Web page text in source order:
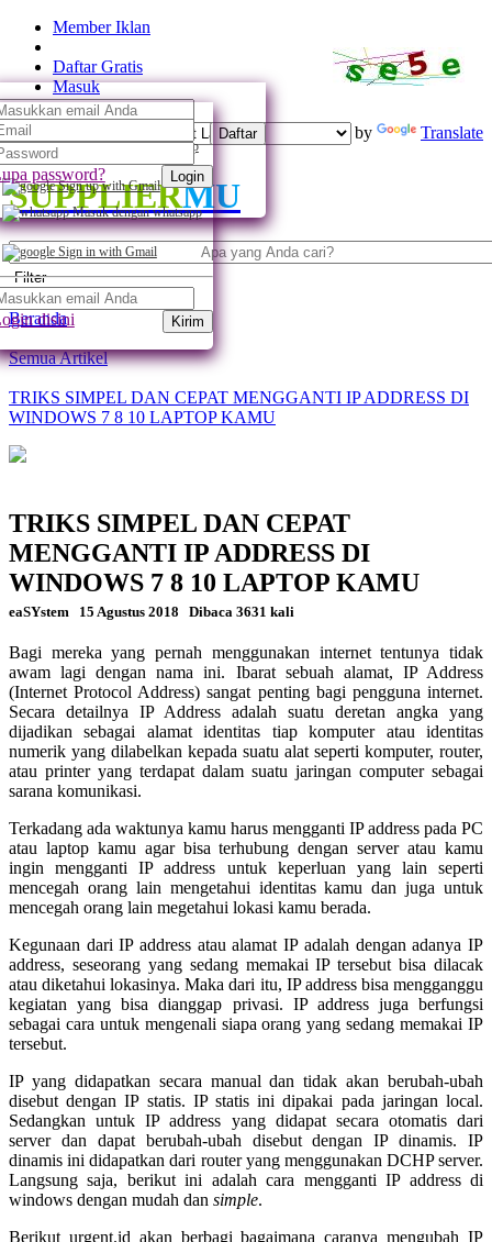
Member Iklan
Daftar Gratis
Daftar
Daftar dengan whatsapp
Sign up with Gmail
Masuk
password? Login
Masuk dengan whatsapp
Sign in with Gmail
disini Kirim
Powered by Translate
SUPPLIERMU
Filter
Beranda
Semua Artikel
TRIKS SIMPEL DAN CEPAT MENGGANTI IP ADDRESS DI
WINDOWS 7 8 10 LAPTOP KAMU
TRIKS SIMPEL DAN CEPAT
MENGGANTI IP ADDRESS DI
WINDOWS 7 8 10 LAPTOP KAMU
eaSYstem 15 Agustus 2018 Dibaca 3631 kali
Bagi mereka yang pernah menggunakan internet tentunya tidak
awam lagi dengan nama ini. Ibarat sebuah alamat, IP Address
(Internet Protocol Address) sangat penting bagi pengguna internet.
Secara detailnya IP Address adalah suatu deretan angka yang
dijadikan sebagai alamat identitas tiap komputer atau identitas
numerik yang dilabelkan kepada suatu alat seperti komputer, router,
atau printer yang terdapat dalam suatu jaringan computer sebagai
sarana komunikasi.
Terkadang ada waktunya kamu harus mengganti IP address pada PC
atau laptop kamu agar bisa terhubung dengan server atau kamu
ingin mengganti IP address untuk keperluan yang lain seperti
mencegah orang lain mengetahui identitas kamu dan juga untuk
mencegah orang lain megetahui lokasi kamu berada.
Kegunaan dari IP address atau alamat IP adalah dengan adanya IP
address, seseorang yang sedang memakai IP tersebut bisa dilacak
atau diketahui lokasinya. Maka dari itu, IP address bisa mengganggu
kegiatan yang bisa dianggap privasi. IP address juga berfungsi
sebagai cara untuk mengenali siapa orang yang sedang memakai IP
tersebut.
IP yang didapatkan secara manual dan tidak akan berubah-ubah
disebut dengan IP statis. IP statis ini dipakai pada jaringan local.
Sedangkan untuk IP address yang didapat secara otomatis dari
server dan dapat berubah-ubah disebut dengan IP dinamis. IP
dinamis ini didapatkan dari router yang menggunakan DCHP server.
Langsung saja, berikut ini adalah cara mengganti IP address di
windows dengan mudah dan simple.
Berikut urgent.id akan berbagi bagaimana caranya mengubah IP